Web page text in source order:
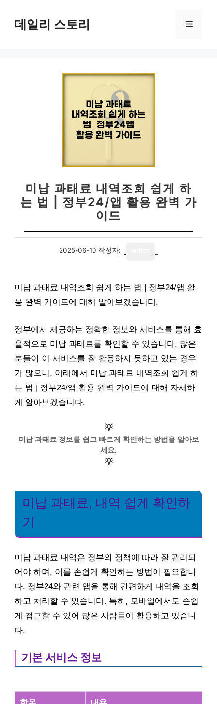
데일리 스토리 메
미납 과태료 내역조회 쉽게 하
는 법 | 정부24/앱 활용 완벽 가
이드
2025-06-10 작성자:
미납 과태료 내역조회 쉽게 하는 법 | 정부24/앱 활
용 완벽 가이드에 대해 알아보겠습니다.
정부에서 제공하는 정확한 정보와 서비스를 통해 효
율적으로 미납 과태료를 확인할 수 있습니다. 많은
분들이 이 서비스를 잘 활용하지 못하고 있는 경우
가 많으니, 아래에서 미납 과태료 내역조회 쉽게 하
는 법 | 정부24/앱 활용 완벽 가이드에 대해 자세하
게 알아보겠습니다.
💡
미납 과태료 정보를 쉽고 빠르게 확인하는 방법을 알아보
세요.
💡
미납 과태료, 내역 쉽게 확인하
기
미납 과태료 내역은 정부의 정책에 따라 잘 관리되
어야 하며, 이를 손쉽게 확인하는 방법이 필요합니
다. 정부24와 관련 앱을 통해 간편하게 내역을 조회
하고 처리할 수 있습니다. 특히, 모바일에서도 손쉽
게 접근할 수 있어 많은 사람들이 활용하고 있습니
다.
기본 서비스 정보